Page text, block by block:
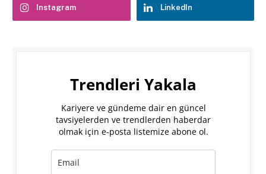
Instagram LinkedIn
Trendleri Yakala
Kariyere ve gündeme dair en güncel
tavsiyelerden ve trendlerden haberdar
olmak için e-posta listemize abone ol.